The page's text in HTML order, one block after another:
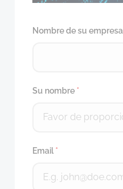
Nombre de su empresa
Su nombre *
Email *